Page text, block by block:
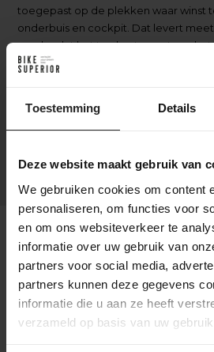
Toestemming Details
Deze website maakt gebruik van
We gebruiken cookies om content
personaliseren, om functies voor
en om ons websiteverkeer te
informatie over uw gebruik van
partners voor social media,
partners kunnen deze gegevens
informatie die u aan ze heeft
verzameld op basis van uw
toegepast op de plekken waar winst
onderbuis en cockpit. Dat levert
zonder dat het ten koste gaat van
Tegelijkertijd behoudt OPEN het
aan de achterkant van de fiets.
modellen comfortabel tijdens lange
U.P. 2.0 of U.P.PER. 2.0?
De OPEN U.P. 2.0 is ontwikkeld als
allrounder: snel, comfortabel en
De U.P.PER. 2.0 gaat nog een stap